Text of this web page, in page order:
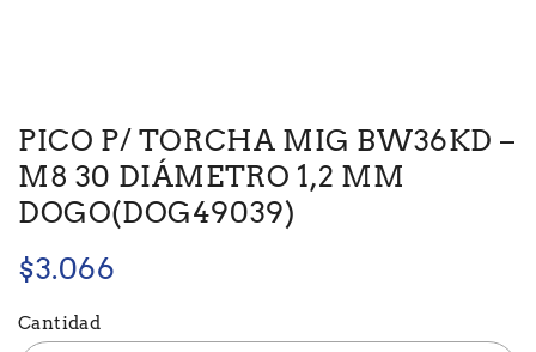
PICO P/ TORCHA MIG BW36KD –
M8 30 DIÁMETRO 1,2 MM
DOGO(DOG49039)
$3.066
Cantidad